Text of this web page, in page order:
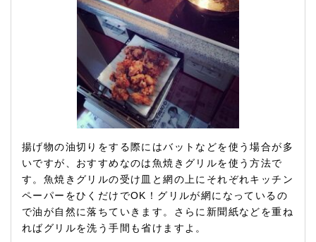
揚げ物の油切りをする際にはバットなどを使う場合が多
いですが、おすすめなのは魚焼きグリルを使う方法で
す。魚焼きグリルの受け皿と網の上にそれぞれキッチン
ペーパーをひくだけでOK！グリルが網になっているの
で油が自然に落ちていきます。さらに新聞紙などを重ね
ればグリルを洗う手間も省けますよ。